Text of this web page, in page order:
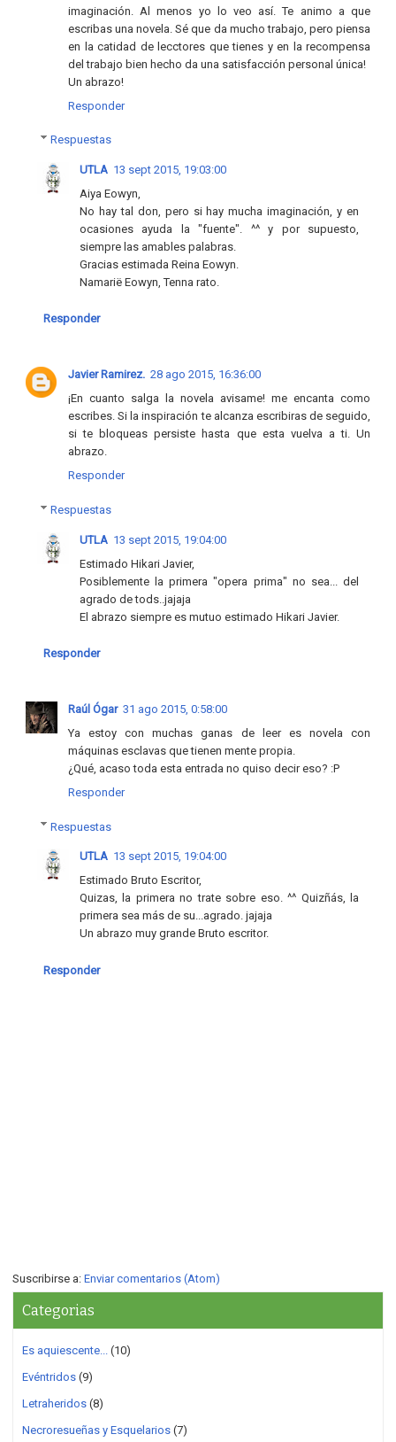
imaginación. Al menos yo lo veo así. Te animo a que
escribas una novela. Sé que da mucho trabajo, pero piensa
en la catidad de lecctores que tienes y en la recompensa
del trabajo bien hecho da una satisfacción personal única!
Un abrazo!
Responder
Respuestas
UTLA 13 sept 2015, 19:03:00
Aiya Eowyn,
No hay tal don, pero si hay mucha imaginación, y en
ocasiones ayuda la "fuente". ^^ y por supuesto,
siempre las amables palabras.
Gracias estimada Reina Eowyn.
Namarië Eowyn, Tenna rato.
Responder
Javier Ramirez. 28 ago 2015, 16:36:00
¡En cuanto salga la novela avisame! me encanta como
escribes. Si la inspiración te alcanza escribiras de seguido,
si te bloqueas persiste hasta que esta vuelva a ti. Un
abrazo.
Responder
Respuestas
UTLA 13 sept 2015, 19:04:00
Estimado Hikari Javier,
Posiblemente la primera "opera prima" no sea... del
agrado de tods..jajaja
El abrazo siempre es mutuo estimado Hikari Javier.
Responder
Raúl Ógar 31 ago 2015, 0:58:00
Ya estoy con muchas ganas de leer es novela con
máquinas esclavas que tienen mente propia.
¿Qué, acaso toda esta entrada no quiso decir eso? :P
Responder
Respuestas
UTLA 13 sept 2015, 19:04:00
Estimado Bruto Escritor,
Quizas, la primera no trate sobre eso. ^^ Quizñás, la
primera sea más de su...agrado. jajaja
Un abrazo muy grande Bruto escritor.
Responder
Suscribirse a: Enviar comentarios (Atom)
Categorias
Es aquiescente...
(10)
Evéntridos (9)
Letraheridos (8)
Necroresueñas y Esquelarios (7)